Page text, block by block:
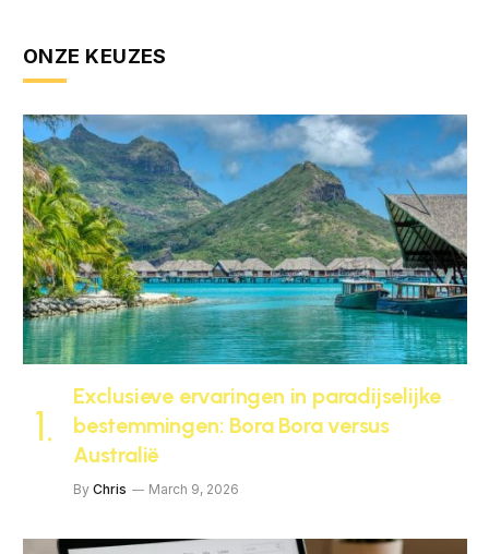
ONZE KEUZES
Exclusieve ervaringen in paradijselijke
bestemmingen: Bora Bora versus
Australië
By Chris March 9, 2026